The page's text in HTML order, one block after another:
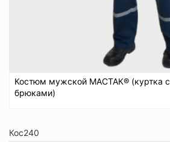
Костюм мужской МАСТАК® (куртка с
брюками)
Кос240